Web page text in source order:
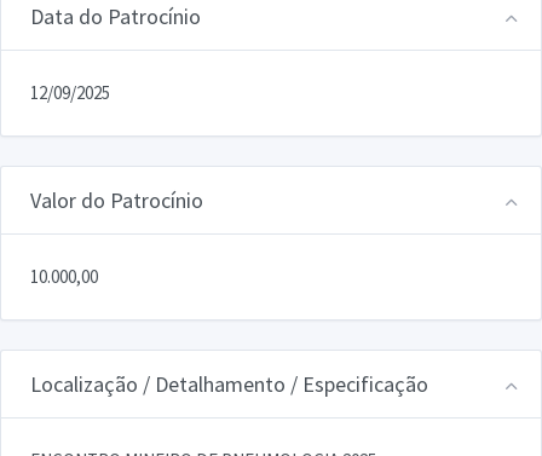
Data do Patrocínio
12/09/2025
Valor do Patrocínio
10.000,00
Localização / Detalhamento / Especificação